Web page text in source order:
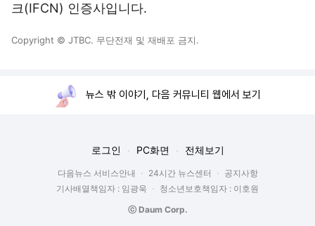
크(IFCN) 인증사입니다.
Copyright © JTBC. 무단전재 및 재배포 금지.
뉴스 밖 이야기, 다음 커뮤니티 웹에서 보기
로그인 PC화면 전체보기
다음뉴스 서비스안내 24시간 뉴스센터
공지사항
기사배열책임자 : 임광욱
청소년보호책임자 : 이호원
ⓒ Daum Corp.